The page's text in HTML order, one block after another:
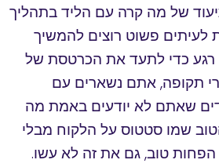
של מה קרה עם הליד בתהליך
לעיתים פשוט רוצים להמשיך
כדי לתעד את הכרטסת של
תקופה, אתם נשארים עם
שאתם לא יודעים באמת מה
שמו סטטוס על הלקוח מבלי
טוב, גם את זה לא עשו.